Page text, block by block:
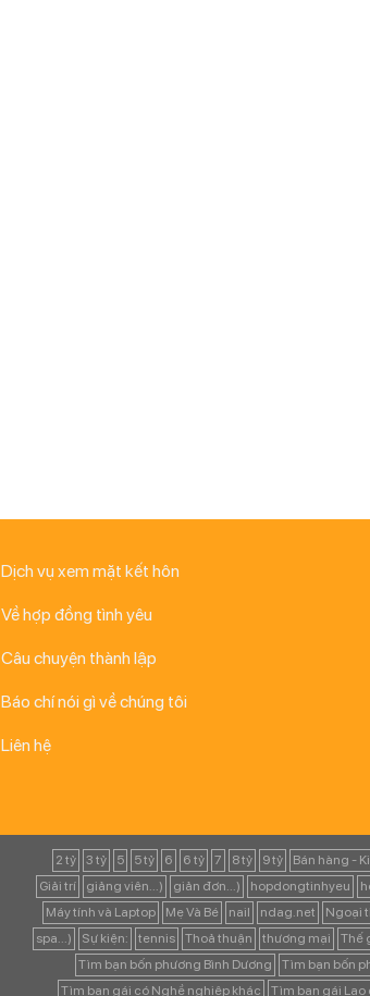
Dịch vụ xem mặt kết hôn
Về hợp đồng tình yêu
Câu chuyện thành lập
Báo chí nói gì về chúng tôi
Liên hệ
2 tỷ 3 tỷ 5 5 tỷ 6 6 tỷ 7 8 tỷ 9 tỷ Bán hàng -
Giải trí
giảng viên...) giản đơn...) hopdongtinhyeu
Máy tính và Laptop
Mẹ Và Bé nail ndag.net Ngoại
spa...)
Sự kiện: tennis Thoả thuận thương mại Thế
Tìm bạn bốn phương Bình Dương
Tìm bạn bốn
Tìm bạn gái có Nghề nghiệp khác
Tìm bạn gái Lao